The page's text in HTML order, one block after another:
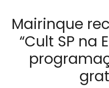
Mairinque
“Cult SP na